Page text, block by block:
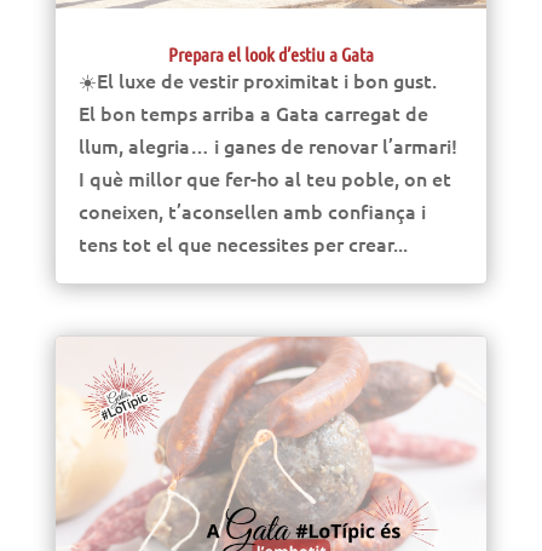
Prepara el look d’estiu a Gata
☀️El luxe de vestir proximitat i bon gust.
El bon temps arriba a Gata carregat de
llum, alegria… i ganes de renovar l’armari!
I què millor que fer-ho al teu poble, on et
coneixen, t’aconsellen amb confiança i
tens tot el que necessites per crear...